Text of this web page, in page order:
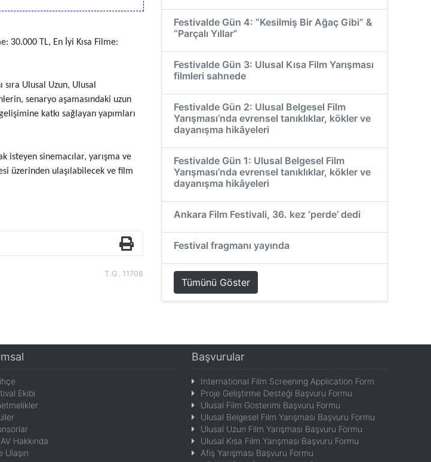
30.000 TL, En İyi Kısa Filme:
Ulusal Uzun, Ulusal
senaryo aşamasındaki uzun
katkı sağlayan yapımları
isteyen sinemacılar, yarışma ve
üzerinden ulaşılabilecek ve film
T.G. 11708
Festivalde Gün 4: “Kesilmiş Bir Ağaç Gibi” &
“Parçalı Yıllar”
Festivalde Gün 3: Ulusal Kısa Film Yarışması
filmleri sahnede
Festivalde Gün 2: Ulusal Belgesel Film
Yarışması’nda evrensel tanıklıklar, kökler ve
dayanışma hikâyeleri
Festivalde Gün 1: Ulusal Belgesel Film
Yarışması’nda evrensel tanıklıklar, kökler ve
dayanışma hikâyeleri
Ankara Film Festivali, 36. kez ‘perde’ dedi
Festival fragmanı yayında
Tümünü Göster
Ekibi
Hakkında
Ulaşın
Başvurular
International Film Screening Application Form
Proje Geliştirme Desteği Başvuru Formu
Ulusal Film Gösterimi Başvuru Formu
Ulusal Belgesel Film Yarışması Başvuru Formu
Ulusal Uzun Film Yarışması Başvuru Formu
Ulusal Kısa Film Yarışması Başvuru Formu
Afiş Yarışması Başvuru Formu